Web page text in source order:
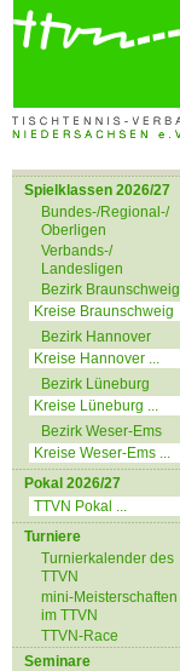
Spielklassen 2026/27
Bundes-/Regional-/
Oberligen
Verbands-/
Landesligen
Bezirk Braunschweig
Bezirk Hannover
Bezirk Lüneburg
Bezirk Weser-Ems
Pokal 2026/27
Turniere
Turnierkalender des
TTVN
mini-Meisterschaften
im TTVN
TTVN-Race
Seminare